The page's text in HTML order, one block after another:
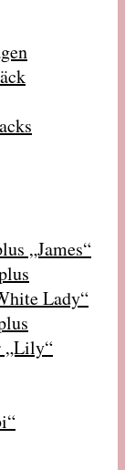
„James“
Lady“
„Lily“